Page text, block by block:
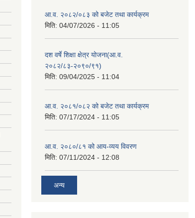
आ.व. २०८२/०८३ को बजेट तथा कार्यक्रम
मिति: 04/07/2026 - 11:05
दश वर्षे शिक्षा क्षेत्र योजना(आ.व.
२०८२/८३-२०९०/९१)
मिति: 09/04/2025 - 11:04
आ.व. २०८१/०८२ को बजेट तथा कार्यक्रम
मिति: 07/17/2024 - 11:05
आ.व. २०८०/८१ को आय-व्यय विवरण
मिति: 07/11/2024 - 12:08
अन्य